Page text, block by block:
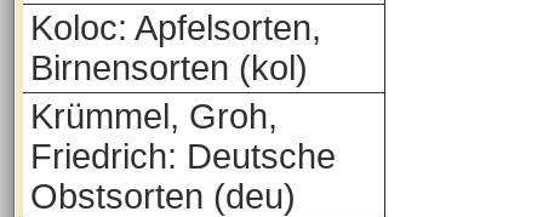
Koloc: Apfelsorten,
Birnensorten (kol)
Krümmel, Groh,
Friedrich: Deutsche
Obstsorten (deu)